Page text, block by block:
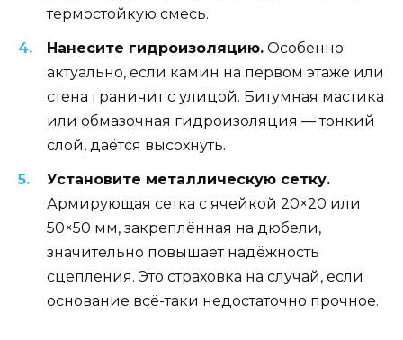
термостойкую смесь.
Нанесите гидроизоляцию. Особенно
актуально, если камин на первом этаже или
стена граничит с улицой. Битумная мастика
или обмазочная гидроизоляция — тонкий
слой, даётся высохнуть.
Установите металлическую сетку.
Армирующая сетка с ячейкой 20×20 или
50×50 мм, закреплённая на дюбели,
значительно повышает надёжность
сцепления. Это страховка на случай, если
основание всё-таки недостаточно прочное.